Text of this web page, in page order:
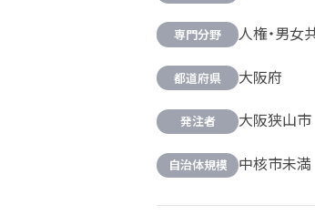
専門分野 人権・男女
都道府県 大阪府
発注者 大阪狭山市
自治体規模 中核市未満